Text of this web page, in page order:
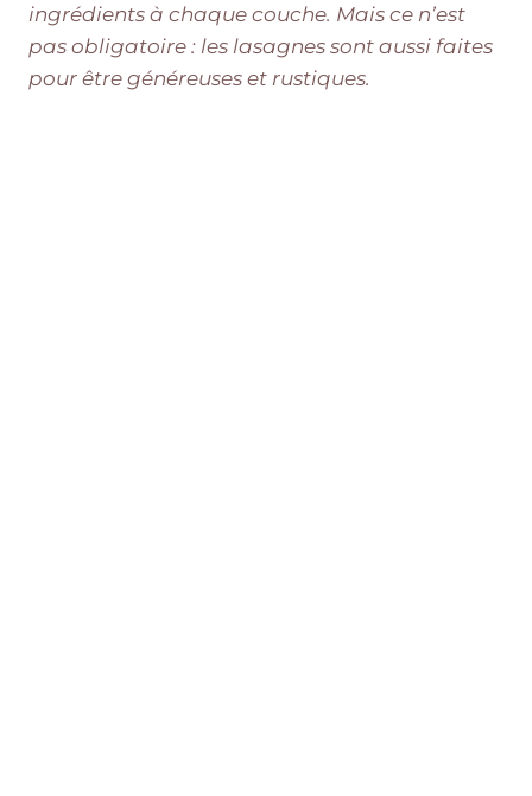
ingrédients à chaque couche. Mais ce n’est
pas obligatoire : les lasagnes sont aussi faites
pour être généreuses et rustiques.